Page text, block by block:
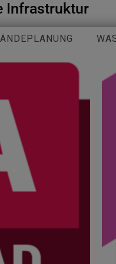
Infrastruktur